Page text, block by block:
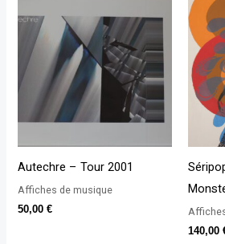
Autechre – Tour 2001
Affiches de musique
50,00€
140,00